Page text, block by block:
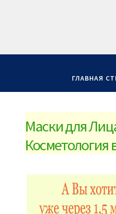
ГЛАВНАЯ
Маски для
Косметология